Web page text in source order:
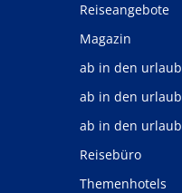
Reiseangebote
Magazin
ab in den urlaub
ab in den
ab in den
Reisebüro
Themenhotels